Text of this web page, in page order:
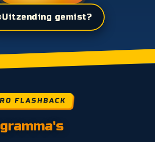
Uitzending gemist?
FLASHBACK